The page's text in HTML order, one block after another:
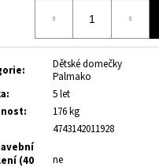
:
Dětské domečky
Palmako
:
5 let
:
176 kg
4743142011928
(40
ne